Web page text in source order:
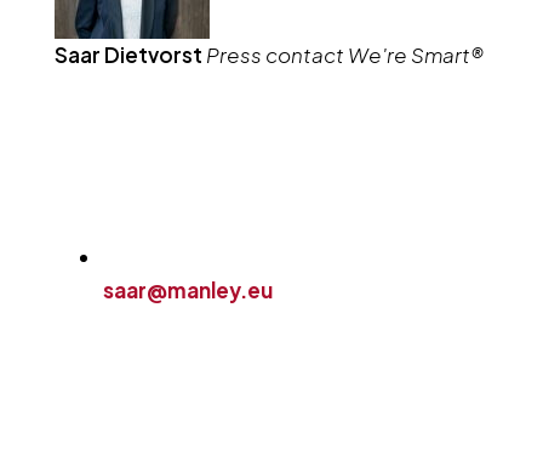
Saar Dietvorst Press contact We're Smart®
saar@manley.eu